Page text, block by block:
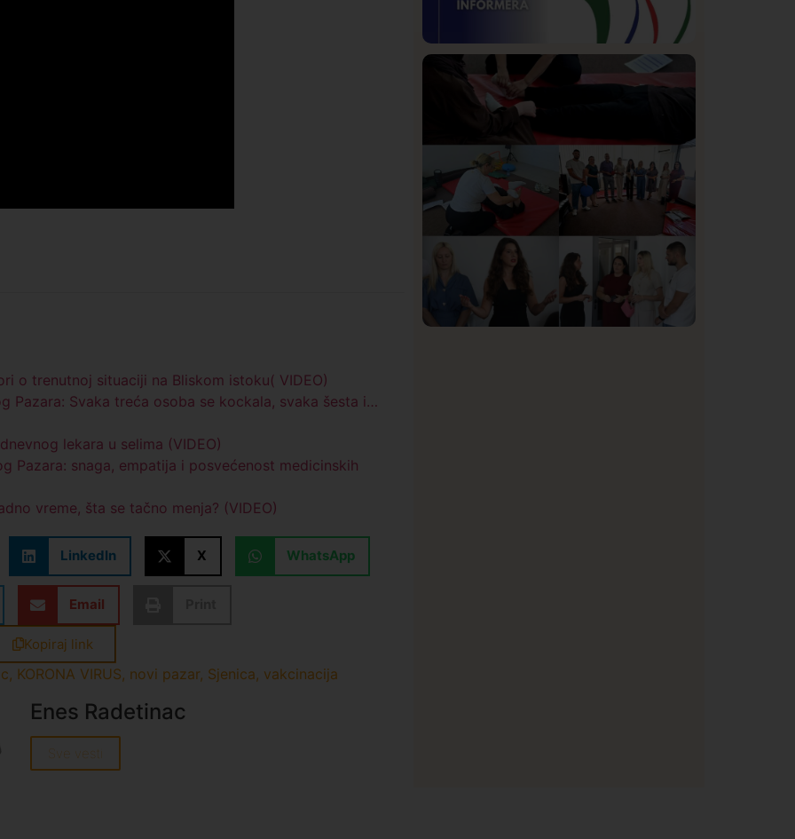
o trenutnoj situaciji na Bliskom istoku( VIDEO)
Pazara: Svaka treća osoba se kockala, svaka šesta i…
lekara u selima (VIDEO)
Pazara: snaga, empatija i posvećenost medicinskih
vreme, šta se tačno menja? (VIDEO)
LinkedIn X WhatsApp
Email
Kopiraj link
, KORONA VIRUS, novi pazar, Sjenica, vakcinacija
Enes Radetinac
Sve vesti
Politika 171
Organizacija žena SDA Sandžaka osudila
tekst Informera o Anisi Fetahović i Adeli